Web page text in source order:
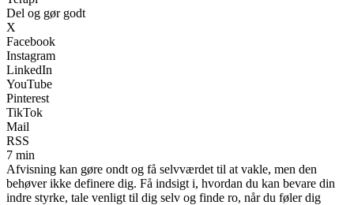
Del og gør godt
X
Facebook
Instagram
LinkedIn
YouTube
Pinterest
TikTok
Mail
RSS
7 min
Afvisning kan gøre ondt og få selvværdet til at vakle, men den
behøver ikke definere dig. Få indsigt i, hvordan du kan bevare din
indre styrke, tale venligt til dig selv og finde ro, når du føler dig